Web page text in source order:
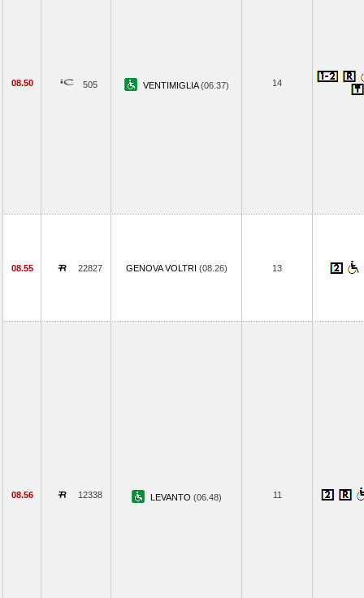
08.50 505 VENTIMIGLIA(06.37) 14
08.55 22827 GENOVA VOLTRI (08.26) 13
08.56 12338 LEVANTO (06.48) 11